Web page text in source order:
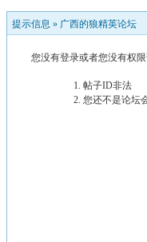
提示信息 » 广西的狼精英论坛
您没有登录或者您没有权
帖子ID非法
您还不是论坛